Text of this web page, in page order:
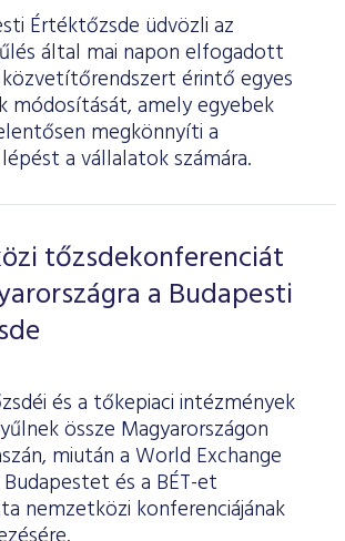
Értéktőzsde üdvözli az
által mai napon elfogadott
érintő egyes
módosítását, amely egyebek
megkönnyíti a
a vállalatok számára.
tőzsdekonferenciát
a Budapesti
és a tőkepiaci intézmények
össze Magyarországon
miután a World Exchange
és a BÉT-et
nemzetközi konferenciájának